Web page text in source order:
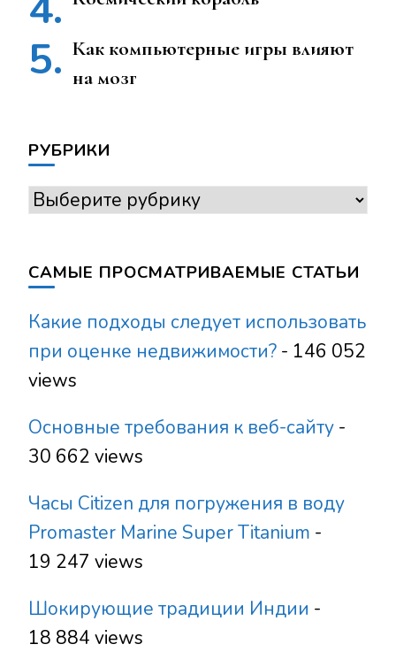
Как компьютерные игры влияют
на мозг
РУБРИКИ
Рубрики
САМЫЕ ПРОСМАТРИВАЕМЫЕ СТАТЬИ
Какие подходы следует использовать
при оценке недвижимости? - 146 052
views
Основные требования к веб-сайту -
30 662 views
Часы Citizen для погружения в воду
Promaster Marine Super Titanium -
19 247 views
Шокирующие традиции Индии -
18 884 views